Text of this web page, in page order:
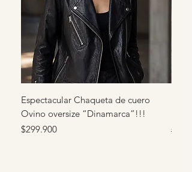
Espectacular Chaqueta de cuero
Ovino oversize “Dinamarca”!!!
Precio
$299.900
Precio